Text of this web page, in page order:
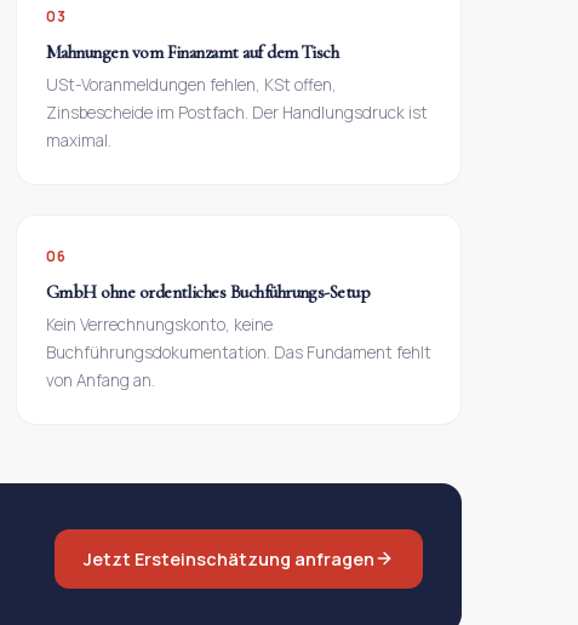
03
Mahnungen vom Finanzamt auf dem Tisch
USt-Voranmeldungen fehlen, KSt offen,
Zinsbescheide im Postfach. Der Handlungsdruck ist
maximal.
06
GmbH ohne ordentliches Buchführungs-Setup
Kein Verrechnungskonto, keine
Buchführungsdokumentation. Das Fundament fehlt
von Anfang an.
Jetzt Ersteinschätzung anfragen